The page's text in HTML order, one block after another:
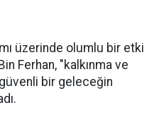
üzerinde olumlu bir etki
Ferhan, "kalkınma ve
güvenli bir geleceğin